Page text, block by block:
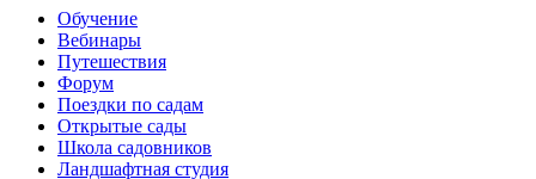
Обучение
Вебинары
Путешествия
Форум
Поездки по садам
Открытые сады
Школа садовников
Ландшафтная студия